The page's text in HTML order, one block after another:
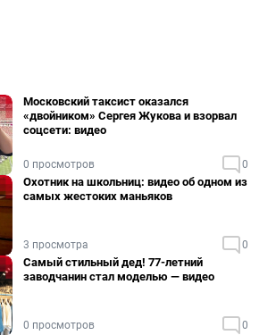
Московский таксист оказался
«двойником» Сергея Жукова и взорвал
соцсети: видео
0 просмотров 0
Охотник на школьниц: видео об одном из
самых жестоких маньяков
3 просмотра 0
Самый стильный дед! 77-летний
заводчанин стал моделью — видео
0 просмотров 0